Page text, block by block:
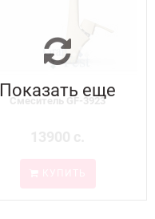
Смеситель GF-3923
Показать еще